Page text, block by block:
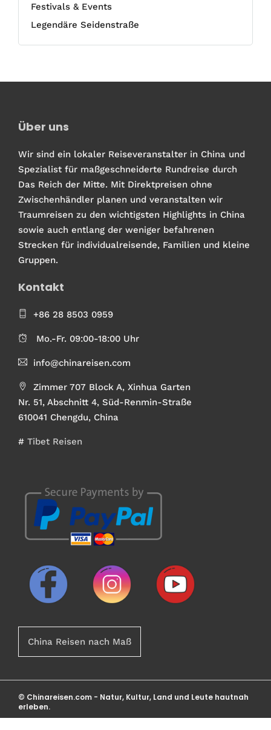
Festivals & Events
Legendäre Seidenstraße
Über uns
Wir sind ein lokaler Reiseveranstalter in China und
Spezialist für maßgeschneiderte Rundreise durch
Das Reich der Mitte. Mit Direktpreisen ohne
Zwischenhändler planen und veranstalten wir
Traumreisen zu den wichtigsten Highlights in China
sowie auch entlang der weniger befahrenen
Strecken für individualreisende, Familien und kleine
Gruppen.
Kontakt
+86 28 8503 0959
Mo.-Fr. 09:00-18:00 Uhr
info@chinareisen.com
Zimmer 707 Block A, Xinhua Garten
Nr. 51, Abschnitt 4, Süd-Renmin-Straße
610041 Chengdu, China
# Tibet Reisen
China Reisen nach Maß
© Chinareisen.com - Natur, Kultur, Land und Leute hautnah
erleben.